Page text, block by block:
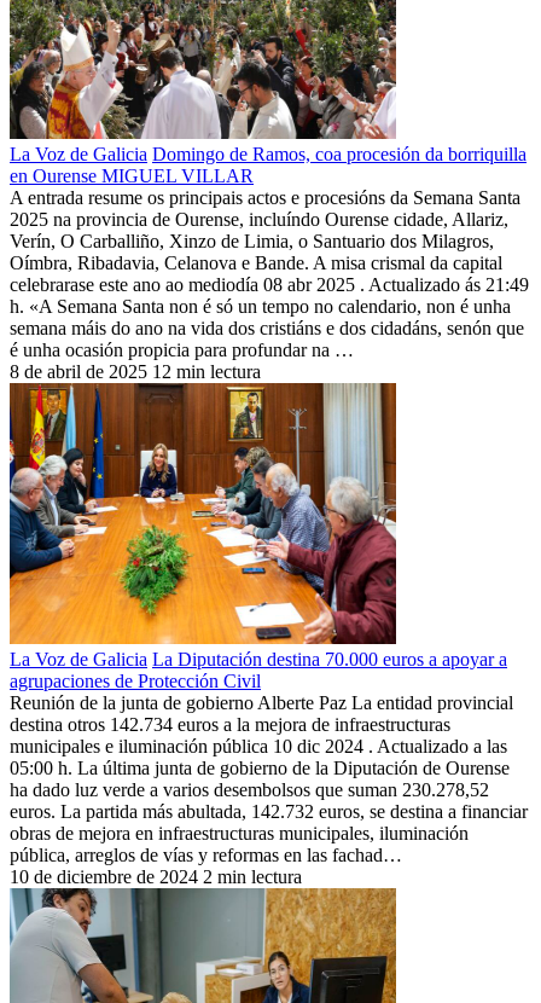
La Voz de Galicia Domingo de Ramos, coa procesión da borriquilla
en Ourense MIGUEL VILLAR
A entrada resume os principais actos e procesións da Semana Santa
2025 na provincia de Ourense, incluíndo Ourense cidade, Allariz,
Verín, O Carballiño, Xinzo de Limia, o Santuario dos Milagros,
Oímbra, Ribadavia, Celanova e Bande. A misa crismal da capital
celebrarase este ano ao mediodía 08 abr 2025 . Actualizado ás 21:49
h. «A Semana Santa non é só un tempo no calendario, non é unha
semana máis do ano na vida dos cristiáns e dos cidadáns, senón que
é unha ocasión propicia para profundar na …
8 de abril de 2025 12 min lectura
La Voz de Galicia La Diputación destina 70.000 euros a apoyar a
agrupaciones de Protección Civil
Reunión de la junta de gobierno Alberte Paz La entidad provincial
destina otros 142.734 euros a la mejora de infraestructuras
municipales e iluminación pública 10 dic 2024 . Actualizado a las
05:00 h. La última junta de gobierno de la Diputación de Ourense
ha dado luz verde a varios desembolsos que suman 230.278,52
euros. La partida más abultada, 142.732 euros, se destina a financiar
obras de mejora en infraestructuras municipales, iluminación
pública, arreglos de vías y reformas en las fachad…
10 de diciembre de 2024 2 min lectura